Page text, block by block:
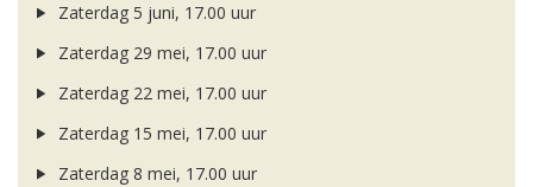
Zaterdag 5 juni, 17.00 uur
Zaterdag 29 mei, 17.00 uur
Zaterdag 22 mei, 17.00 uur
Zaterdag 15 mei, 17.00 uur
Zaterdag 8 mei, 17.00 uur